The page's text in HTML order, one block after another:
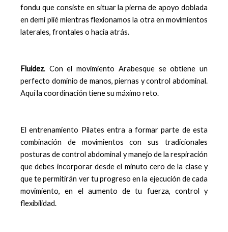
fondu que consiste en situar la pierna de apoyo doblada
en demi plié mientras flexionamos la otra en movimientos
laterales, frontales o hacia atrás.
Fluidez. Con el movimiento Arabesque se obtiene un
perfecto dominio de manos, piernas y control abdominal.
Aquí la coordinación tiene su máximo reto.
El entrenamiento Pilates entra a formar parte de esta
combinación de movimientos con sus tradicionales
posturas de control abdominal y manejo de la respiración
que debes incorporar desde el minuto cero de la clase y
que te permitirán ver tu progreso en la ejecución de cada
movimiento, en el aumento de tu fuerza, control y
flexibilidad.